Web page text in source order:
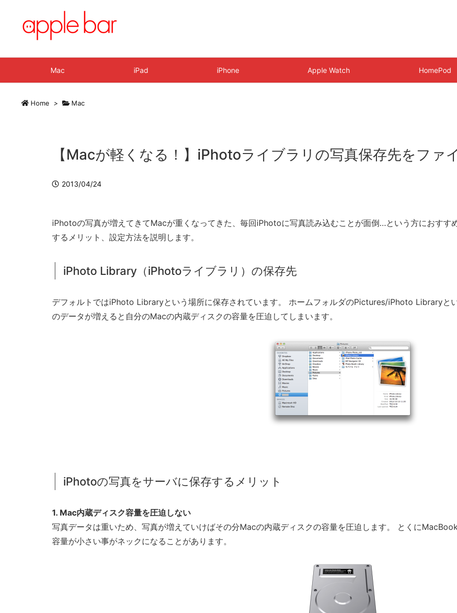
Mac iPad iPhone Apple Watch HomePod
Home > Mac
【Macが軽くなる！】iPhotoライブラリの写真保存先をファ
2013/04/24
iPhotoの写真が増えてきてMacが重くなってきた、毎回iPhotoに写真読み込むことが面倒…という方におすす
するメリット、設定方法を説明します。
iPhoto Library（iPhotoライブラリ）の保存先
デフォルトではiPhoto Libraryという場所に保存されています。 ホームフォルダのPictures/iPhoto Libraryと
のデータが増えると自分のMacの内蔵ディスクの容量を圧迫してしまいます。
iPhotoの写真をサーバに保存するメリット
1. Mac内蔵ディスク容量を圧迫しない
写真データは重いため、写真が増えていけばその分Macの内蔵ディスクの容量を圧迫します。 とくに
容量が小さい事がネックになることがあります。